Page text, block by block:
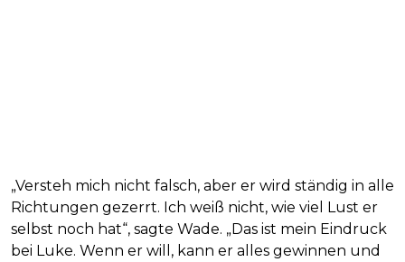
„Versteh mich nicht falsch, aber er wird ständig in alle
Richtungen gezerrt. Ich weiß nicht, wie viel Lust er
selbst noch hat“, sagte Wade. „Das ist mein Eindruck
bei Luke. Wenn er will, kann er alles gewinnen und